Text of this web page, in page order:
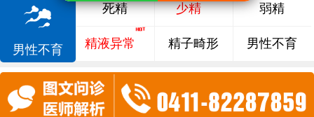
男性不育
死精 少精 弱精
精液异常 精子畸形 男性不育